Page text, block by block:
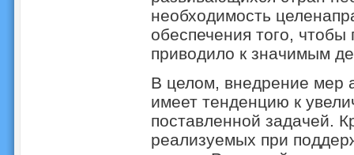
необходимость
обеспечения того,
приводило к значимым
В целом, внедрение мер
имеет тенденцию к
поставленной задачей.
реализуемых при